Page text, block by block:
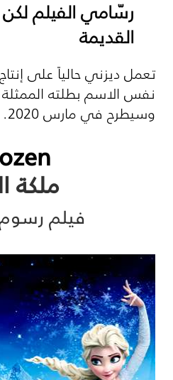
رسّامي الفيلم لكن
القديمة
تعمل ديزني حالياً على
نفس الاسم بطلته
وسيطرح في مارس 2020.
ملكة
فيلم